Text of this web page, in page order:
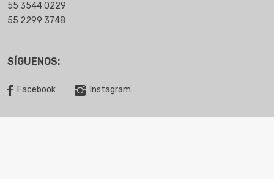
55 3544 0229
55 2299 3748
SÍGUENOS:
Facebook Instagram